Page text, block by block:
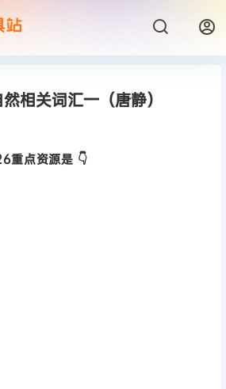
相关词汇一（唐静）
重点资源是 👇